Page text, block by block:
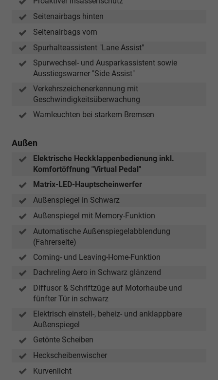
Seitenairbags hinten
Seitenairbags vorn
Spurhalteassistent "Lane Assist"
Spurwechsel- und Ausparkassistent sowie
Ausstiegswarner "Side Assist"
Verkehrszeichenerkennung mit
Geschwindigkeitsüberwachung
Warnleuchten bei starkem Bremsen
Außen
Elektrische Heckklappenbedienung inkl.
Komfortöffnung "Virtual Pedal"
Matrix-LED-Hauptscheinwerfer
Außenspiegel in Schwarz
Außenspiegel mit Memory-Funktion
Automatische Außenspiegelabblendung
(Fahrerseite)
Coming- und Leaving-Home-Funktion
Dachreling Aero in Schwarz glänzend
Diffusor & Schriftzüge auf Motorhaube und
fünfter Tür in schwarz
Elektrisch einstell-, beheiz- und anklappbare
Außenspiegel
Getönte Scheiben
Heckscheibenwischer
Kurvenlicht